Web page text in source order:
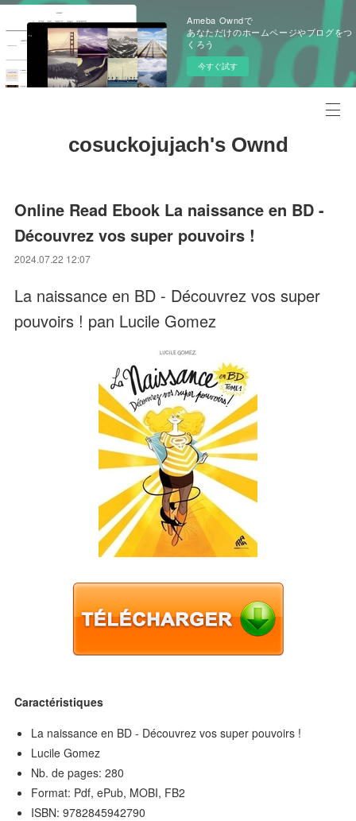
Ameba Owndで
あなただけのホームページやブログをつ
くろう
今すぐ試す
cosuckojujach's Ownd
Online Read Ebook La naissance en BD -
Découvrez vos super pouvoirs !
2024.07.22 12:07
La naissance en BD - Découvrez vos super
pouvoirs ! pan Lucile Gomez
Caractéristiques
La naissance en BD - Découvrez vos super pouvoirs !
Lucile Gomez
Nb. de pages: 280
Format: Pdf, ePub, MOBI, FB2
ISBN: 9782845942790